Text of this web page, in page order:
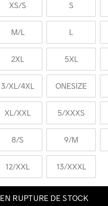
XS/S S
M/L L
2XL 5XL
3/XL/4XL ONESIZE
XL/XXL 5/XXXS
8/S 9/M
12/XXL 13/XXXL
EN RUPTURE DE STOCK